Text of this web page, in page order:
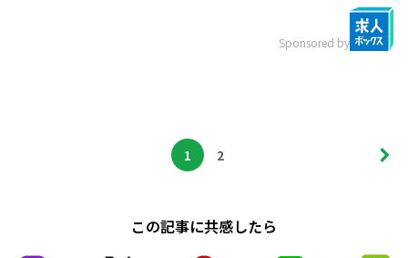
Sponsored by
1 2
この記事に共感したら